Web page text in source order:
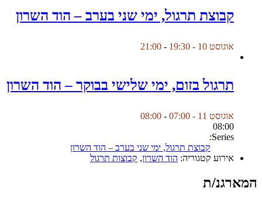
קבוצת תרגול, ימי שני בערב – הוד השרון
אוגוסט 10 - 19:30 -
21:00
תרגול בזום, ימי שלישי בבוקר – הוד השרון
אוגוסט 11 - 07:00 -
08:00
08:00
Series:
קבוצת תרגול, ימי שני בערב – הוד השרון
אירוע קטגוריה: הוד השרון, קבוצות תרגול
המארגנ/ת